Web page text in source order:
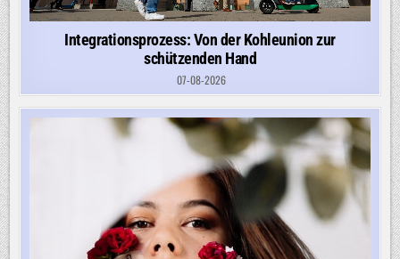
Integrationsprozess: Von der Kohleunion zur
schützenden Hand
07-08-2026